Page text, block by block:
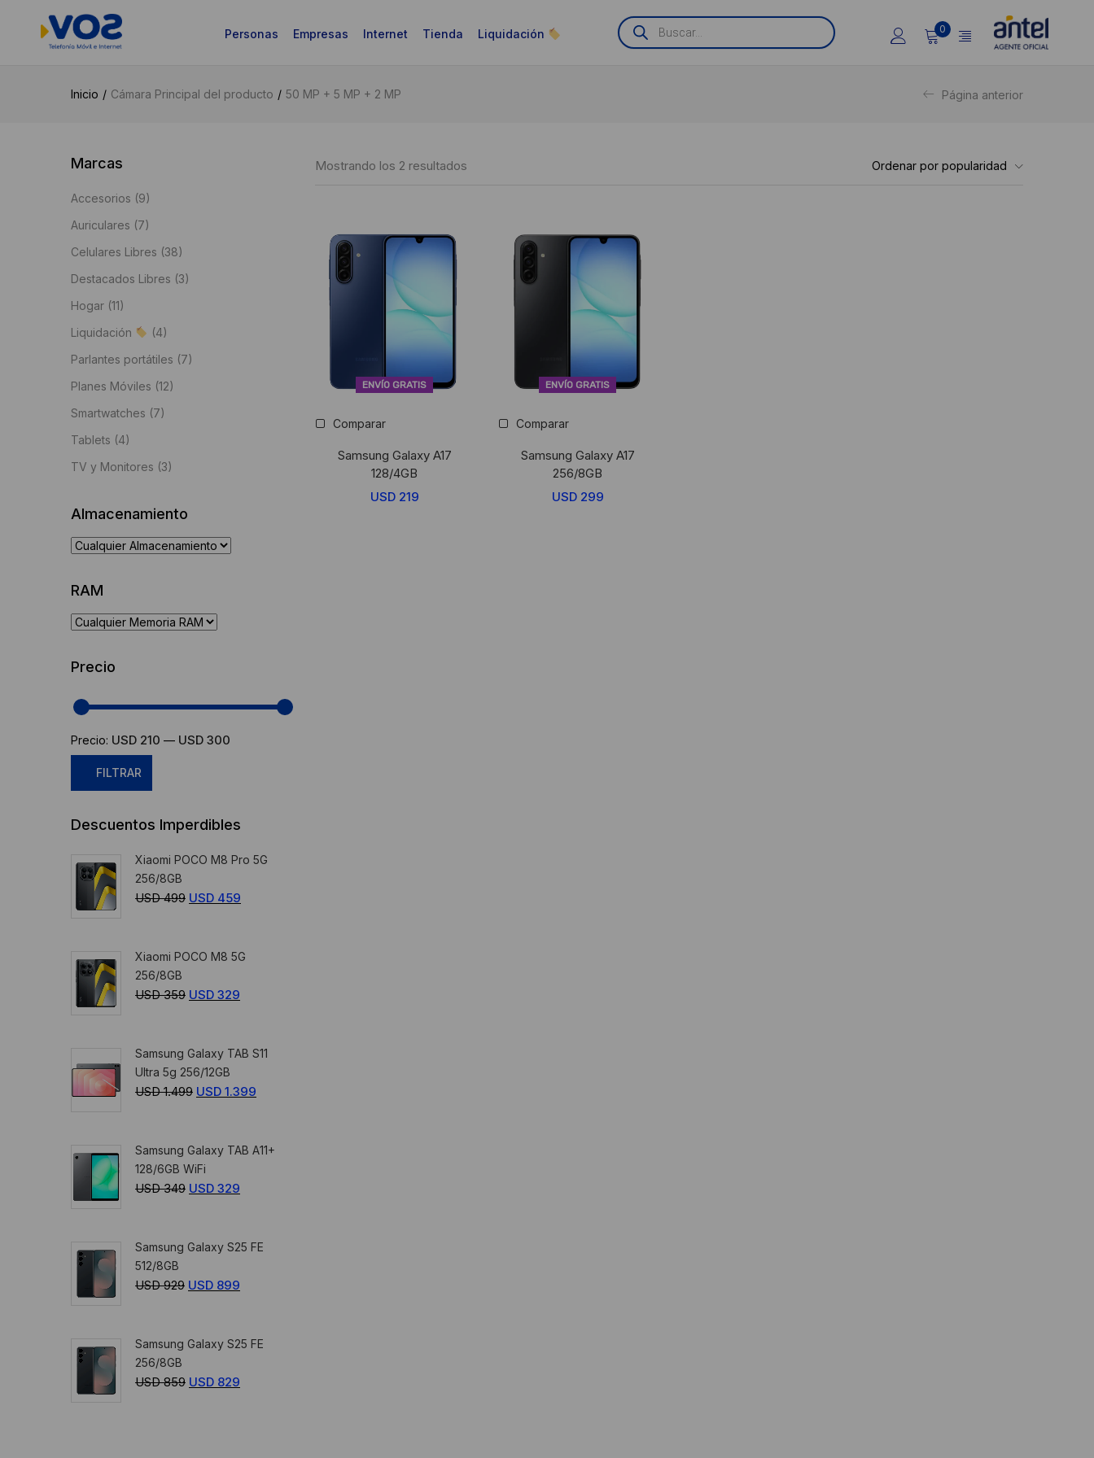
Personas Empresas Internet Tienda Liquidación
Búsqueda
de
productos
0
Inicio Cámara Principal del producto 50 MP + 5 MP + 2 MP Página anterior
Mostrando los 2 resultados Ordenar por popularidad
ENVÍO GRATIS
Comparar
Samsung Galaxy A17
128/4GB
USD 219
ENVÍO GRATIS
Comparar
Samsung Galaxy A17
256/8GB
USD 299
Marcas
Accesorios (9)
Auriculares (7)
Celulares Libres (38)
Destacados Libres (3)
Hogar (11)
Liquidación
(4)
Parlantes portátiles (7)
Planes Móviles (12)
Smartwatches (7)
Tablets (4)
TV y Monitores (3)
Almacenamiento
RAM
Precio
mínimo
máximo
FILTRAR
Precio: USD 210 — USD 300
Descuentos Imperdibles
Xiaomi POCO M8 Pro 5G
256/8GB
USD499 El
era:
499.
USD 459
es:
Xiaomi POCO M8 5G
256/8GB
USD359 El
era:
USD
359.
USD 329
es:
329.
Samsung Galaxy TAB S11
Ultra 5g 256/12GB
USD1.499 El
era:
USD
1.499.
USD 1.399
es:
Samsung Galaxy TAB A11+
128/6GB WiFi
USD349 El
era:
349.
USD 329
es:
329.
Samsung Galaxy S25 FE
512/8GB
USD929 El
era:
929.
USD 899
es:
899.
Samsung Galaxy S25 FE
256/8GB
USD859 El
USD 829